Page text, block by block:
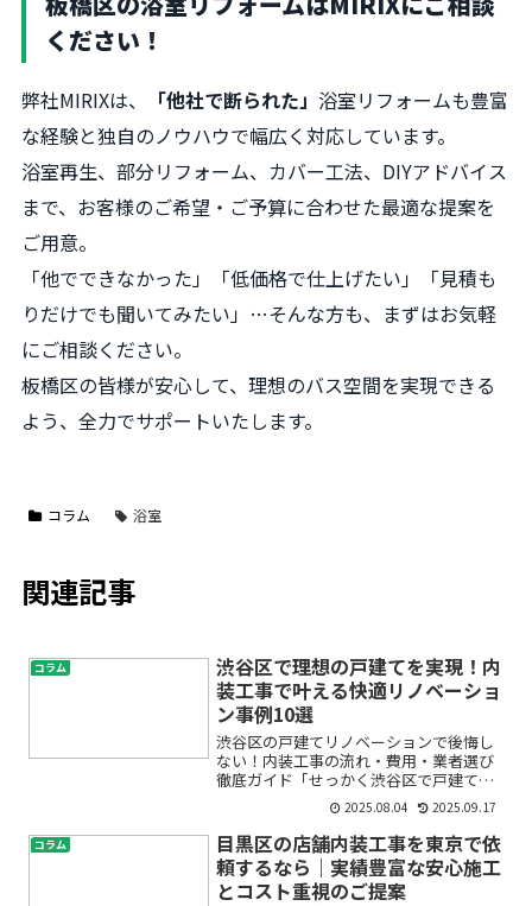
ください！
弊社MIRIXは、 「他社で断られた」 浴室リフォームも豊富
な経験と独自のノウハウで幅広く対応しています。
浴室再生、部分リフォーム、カバー工法、DIYアドバイス
まで、お客様のご希望・ご予算に合わせた最適な提案を
ご用意。
「他でできなかった」「低価格で仕上げたい」「見積も
りだけでも聞いてみたい」…そんな方も、まずはお気軽
にご相談ください。
板橋区の皆様が安心して、理想のバス空間を実現できる
よう、全力でサポートいたします。
コラム 浴室
関連記事
コラム
渋谷区で理想の戸建てを実現！内
装工事で叶える快適リノベーショ
ン事例10選
渋谷区の戸建てリノベーションで後悔し
ない！内装工事の流れ・費用・業者選び
徹底ガイド「せっかく渋谷区で戸建てを
購入したのに、内装がイメージと違って
暮らしにくい…」「内装工事やリノベー
ションって、費用や流れがよくわからな
くて不安」「どんな業者に...
2025.08.04 2025.09.17
コラム
目黒区の店舗内装工事を東京で依
頼するなら｜実績豊富な安心施工
とコスト重視のご提案